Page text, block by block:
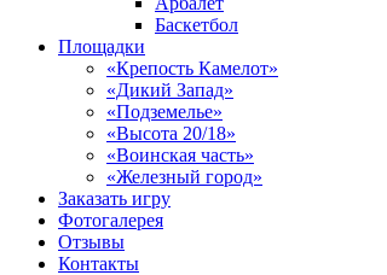
Баскетбол
Площадки
«Крепость Камелот»
«Дикий Запад»
«Подземелье»
«Высота 20/18»
«Воинская часть»
«Железный город»
Заказать игру
Фотогалерея
Отзывы
Контакты